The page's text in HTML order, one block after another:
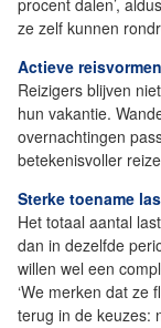
procent dalen’,
ze zelf kunnen
Actieve
Reizigers blijven
hun vakantie.
overnachtingen
betekenisvoller
Sterke toename
Het totaal aantal
dan in dezelfde
willen wel een
‘We merken dat ze
terug in de keuzes: